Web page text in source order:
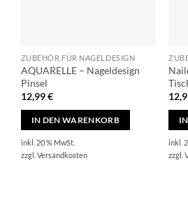
ZUBEHÖR FÜR NAGELDESIGN
AQUARELLE – Nageldesign
Pinsel
12,99€
IN DEN WARENKORB
inkl. 20 % MwSt.
zzgl. Versandkosten
inkl.
zzgl.